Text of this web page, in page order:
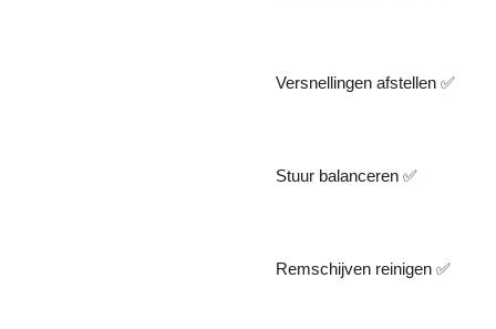
Versnellingen afstellen ✅️
Stuur balanceren ✅️
Remschijven reinigen ✅️